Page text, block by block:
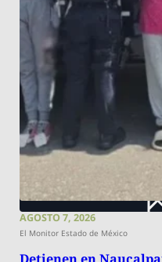
AGOSTO 7, 2026
El Monitor Estado de México